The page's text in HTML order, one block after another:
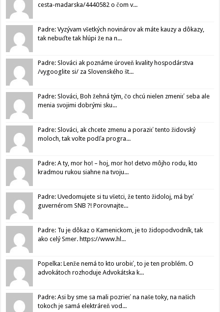
cesta-madarska/4440582 o čom v...
Padre: Vyzývam všetkých novinárov ak máte kauzy a dôkazy,
tak nebuďte tak hlúpi že na n...
Padre: Slováci ak poznáme úroveň kvality hospodárstva
/vygooglite si/ za Slovenského št...
Padre: Slováci, Boh žehná tým, čo chcú nielen zmeniť seba ale
menia svojimi dobrými sku...
Padre: Slováci, ak chcete zmenu a poraziť tento židovský
moloch, tak volte podľa progra...
Padre: A ty, mor ho! – hoj, mor ho! detvo môjho rodu, kto
kradmou rukou siahne na tvoju...
Padre: Uvedomujete si tu všetci, že tento židoloj, má byť
guvernérom SNB ?! Porovnajte...
Padre: Tu je dôkaz o Kamenickom, je to židopodvodník, tak
ako celý Smer. https://www.hl...
Popelka: Lenže nemá to kto urobiť, to je ten problém. O
advokátoch rozhoduje Advokátska k...
Padre: Asi by sme sa mali pozrieť na naše toky, na našich
tokoch je samá elektráreň vod...